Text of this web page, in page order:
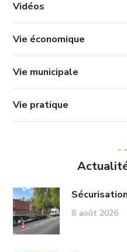
Vidéos
Vie économique
Vie municipale
Vie pratique
8 août 2026